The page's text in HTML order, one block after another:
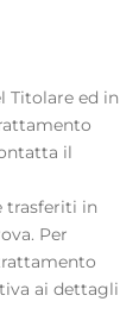
Titolare ed in
il
trasferiti in
Per
ai dettagli